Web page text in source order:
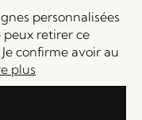
personnalisées
peux retirer ce
confirme avoir au
plus